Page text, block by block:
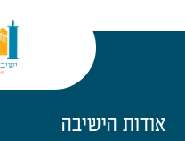
אודות הישיבה